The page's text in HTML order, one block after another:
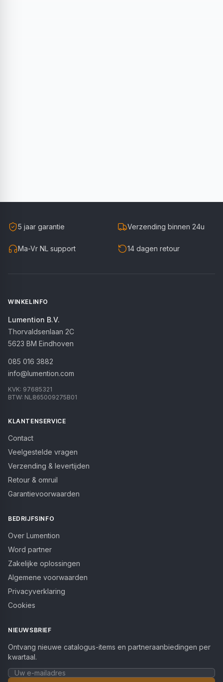
5 jaar garantie Verzending binnen 24u
Ma-Vr NL support 14 dagen retour
WINKELINFO
Lumention B.V.
Thorvaldsenlaan 2C
5623 BM Eindhoven
085 016 3882
info@lumention.com
KVK: 97685321
BTW: NL865009275B01
KLANTENSERVICE
Contact
Veelgestelde vragen
Verzending & levertijden
Retour & omruil
Garantievoorwaarden
BEDRIJFSINFO
Over Lumention
Word partner
Zakelijke oplossingen
Algemene voorwaarden
Privacyverklaring
Cookies
NIEUWSBRIEF
Ontvang nieuwe catalogus-items en partneraanbiedingen per
kwartaal.